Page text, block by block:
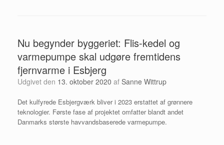
Nu begynder byggeriet: Flis-kedel og
varmepumpe skal udgøre fremtidens
fjernvarme i Esbjerg
Udgivet den 13. oktober 2020 af Sanne Wittrup
Det kulfyrede Esbjergværk bliver i 2023 erstattet af grønnere
teknologier. Første fase af projektet omfatter blandt andet
Danmarks største havvandsbaserede varmepumpe.